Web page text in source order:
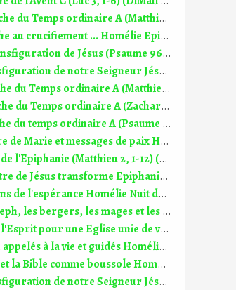
29° dimanche du Temps ordinaire A (Matthieu 22, 15-21) (DiMail 41)
De la crèche au crucifiement ... Homélie Epiphanie (8.01.2023)
6 août Transfiguration de Jésus (Psaume 96 (97)) (DiMail 646)
6.08 Transfiguration de notre Seigneur Jésus (2 Pierre 1, 16-19) (DiMail 645)
17° dimanche du Temps ordinaire A (Matthieu 13, 44-52) (DiMail 31)
14° dimanche du Temps ordinaire A (Zacharie 9, 9-10) (DiMail 174)
11° dimanche du temps ordinaire A (Psaume 99 (100)) (DiMail 610)
La mémoire de Marie et messages de paix Homélie Ste Marie, Mère de Dieu (1.01.2026)
Dimanche de l'Epiphanie (Matthieu 2, 1-12) (DiMail 1)
La rencontre de Jésus transforme Epiphanie (5.01.2025)
Des pèlerins de l'espérance Homélie Nuit de Noël (24.12.2024)
Marie, Joseph, les bergers, les mages et les jeunes des cités Homélie Epiphanie (7.01.2024)
Attente de l'Esprit pour une Eglise unie de vies transformées Homélie Ascension B (9.05.2024)
Reconnus, appelés à la vie et guidés Homélie 4° dim Temps pascal B (22.04.2018)
Une étoile et la Bible comme boussole Homélie Epihanie (7.01.2018)
6.08 Transfiguration de notre Seigneur Jésus (2 Pierre 1, 16-19) (DiMail 645)